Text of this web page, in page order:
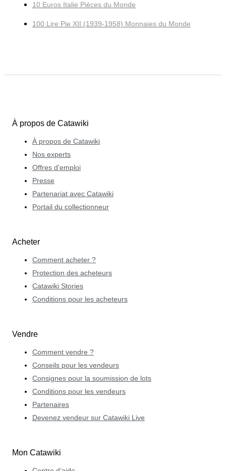
10 Euros Italie Pièces du Monde
100 Lire Pie XII (1939-1958) Monnaies du Monde
À propos de Catawiki
À propos de Catawiki
Nos experts
Offres d'emploi
Presse
Partenariat avec Catawiki
Portail du collectionneur
Acheter
Comment acheter ?
Protection des acheteurs
Catawiki Stories
Conditions pour les acheteurs
Vendre
Comment vendre ?
Conseils pour les vendeurs
Consignes pour la soumission de lots
Conditions pour les vendeurs
Partenaires
Devenez vendeur sur Catawiki Live
Mon Catawiki